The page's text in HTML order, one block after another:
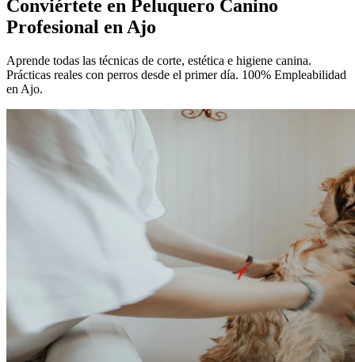
Conviértete en Peluquero Canino
Profesional en Ajo
Aprende todas las técnicas de corte, estética e higiene canina.
Prácticas reales con perros desde el primer día. 100% Empleabilidad
en Ajo.